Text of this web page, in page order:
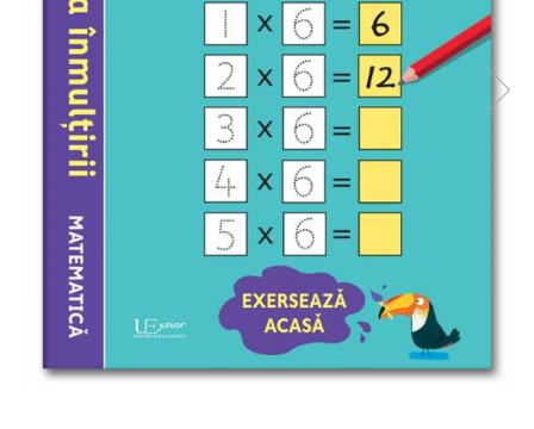
Alfabet si matematica
Jocuri de memorie si inteligenta
Seria Lectia de sanatate
Editura Litera
Editura Galaxia Copiilor
Colectia PIXI
Pisicile Războinice
Colectia Micul Paianjen Firicel
Atlase Enciclopedii
Marea carte